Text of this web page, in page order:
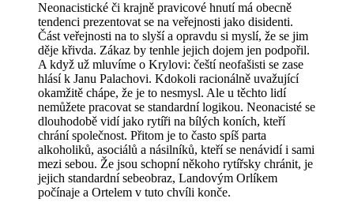
Neonacistické či krajně pravicové hnutí má obecně
tendenci prezentovat se na veřejnosti jako disidenti.
Část veřejnosti na to slyší a opravdu si myslí, že se jim
děje křivda. Zákaz by tenhle jejich dojem jen podpořil.
A když už mluvíme o Krylovi: čeští neofašisti se zase
hlásí k Janu Palachovi. Kdokoli racionálně uvažující
okamžitě chápe, že je to nesmysl. Ale u těchto lidí
nemůžete pracovat se standardní logikou. Neonacisté se
dlouhodobě vidí jako rytíři na bílých koních, kteří
chrání společnost. Přitom je to často spíš parta
alkoholiků, asociálů a násilníků, kteří se nenávidí i sami
mezi sebou. Že jsou schopní někoho rytířsky chránit, je
jejich standardní sebeobraz, Landovým Orlíkem
počínaje a Ortelem v tuto chvíli konče.